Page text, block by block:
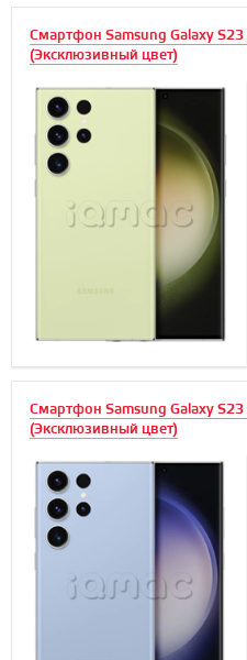
Смартфон Samsung Galaxy
(Эксклюзивный цвет)
Смартфон Samsung Galaxy
(Эксклюзивный цвет)